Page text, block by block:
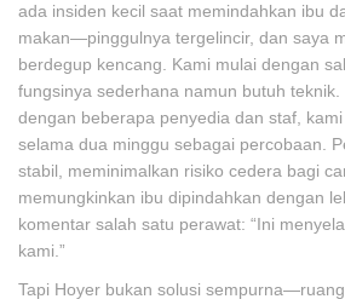
ada insiden kecil saat memindahkan ibu
makan—pinggulnya tergelincir, dan saya
berdegup kencang. Kami mulai dengan
fungsinya sederhana namun butuh
dengan beberapa penyedia dan staf,
selama dua minggu sebagai percobaan.
stabil, meminimalkan risiko cedera bagi
memungkinkan ibu dipindahkan dengan
komentar salah satu perawat: “Ini
kami.”
Tapi Hoyer bukan solusi